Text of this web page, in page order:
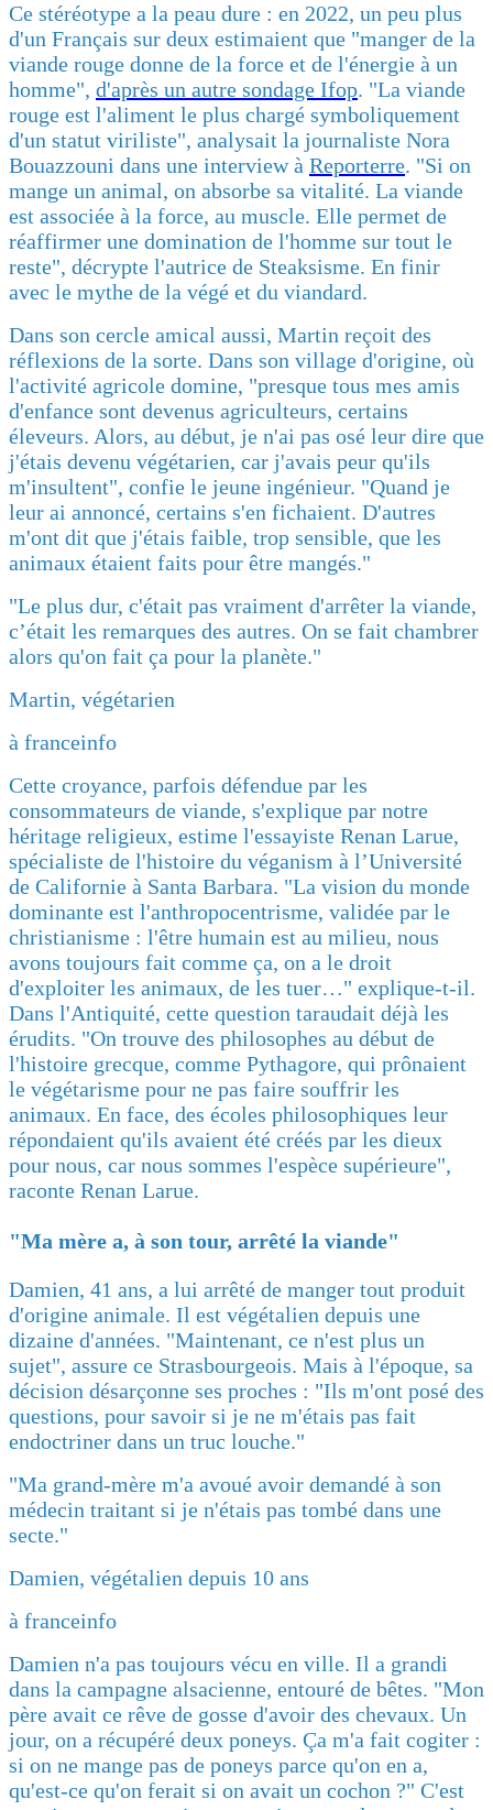
Ce stéréotype a la peau dure : en 2022, un peu plus
d'un Français sur deux estimaient que "manger de la
viande rouge donne de la force et de l'énergie à un
homme", d'après un autre sondage Ifop. "La viande
rouge est l'aliment le plus chargé symboliquement
d'un statut viriliste", analysait la journaliste Nora
Bouazzouni dans une interview à Reporterre. "Si on
mange un animal, on absorbe sa vitalité. La viande
est associée à la force, au muscle. Elle permet de
réaffirmer une domination de l'homme sur tout le
reste", décrypte l'autrice de Steaksisme. En finir
avec le mythe de la végé et du viandard.
Dans son cercle amical aussi, Martin reçoit des
réflexions de la sorte. Dans son village d'origine, où
l'activité agricole domine, "presque tous mes amis
d'enfance sont devenus agriculteurs, certains
éleveurs. Alors, au début, je n'ai pas osé leur dire que
j'étais devenu végétarien, car j'avais peur qu'ils
m'insultent", confie le jeune ingénieur. "Quand je
leur ai annoncé, certains s'en fichaient. D'autres
m'ont dit que j'étais faible, trop sensible, que les
animaux étaient faits pour être mangés."
"Le plus dur, c'était pas vraiment d'arrêter la viande,
c’était les remarques des autres. On se fait chambrer
alors qu'on fait ça pour la planète."
Martin, végétarien
à franceinfo
Cette croyance, parfois défendue par les
consommateurs de viande, s'explique par notre
héritage religieux, estime l'essayiste Renan Larue,
spécialiste de l'histoire du véganism à l’Université
de Californie à Santa Barbara. "La vision du monde
dominante est l'anthropocentrisme, validée par le
christianisme : l'être humain est au milieu, nous
avons toujours fait comme ça, on a le droit
d'exploiter les animaux, de les tuer…" explique-t-il.
Dans l'Antiquité, cette question taraudait déjà les
érudits. "On trouve des philosophes au début de
l'histoire grecque, comme Pythagore, qui prônaient
le végétarisme pour ne pas faire souffrir les
animaux. En face, des écoles philosophiques leur
répondaient qu'ils avaient été créés par les dieux
pour nous, car nous sommes l'espèce supérieure",
raconte Renan Larue.
"Ma mère a, à son tour, arrêté la viande"
Damien, 41 ans, a lui arrêté de manger tout produit
d'origine animale. Il est végétalien depuis une
dizaine d'années. "Maintenant, ce n'est plus un
sujet", assure ce Strasbourgeois. Mais à l'époque, sa
décision désarçonne ses proches : "Ils m'ont posé des
questions, pour savoir si je ne m'étais pas fait
endoctriner dans un truc louche."
"Ma grand-mère m'a avoué avoir demandé à son
médecin traitant si je n'étais pas tombé dans une
secte."
Damien, végétalien depuis 10 ans
à franceinfo
Damien n'a pas toujours vécu en ville. Il a grandi
dans la campagne alsacienne, entouré de bêtes. "Mon
père avait ce rêve de gosse d'avoir des chevaux. Un
jour, on a récupéré deux poneys. Ça m'a fait cogiter :
si on ne mange pas de poneys parce qu'on en a,
qu'est-ce qu'on ferait si on avait un cochon ?" C'est